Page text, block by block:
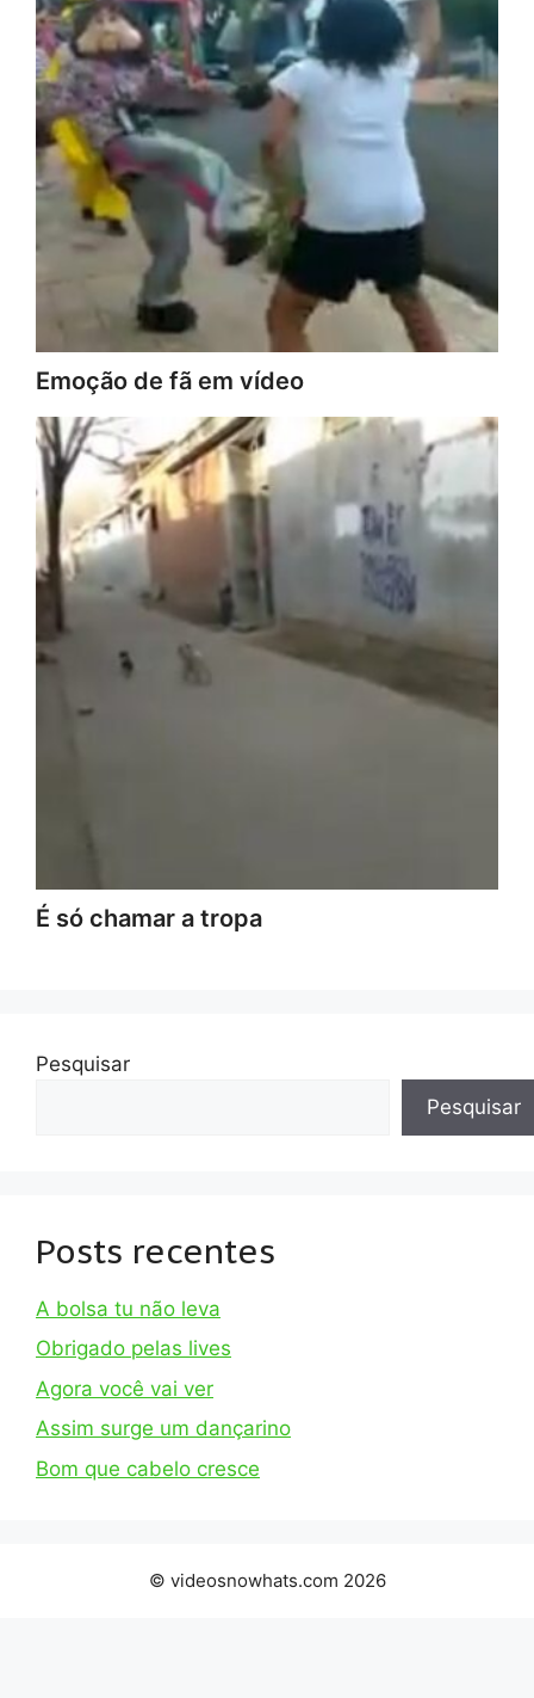
Emoção de fã em vídeo
É só chamar a tropa
Pesquisar
Pesquisar
Posts recentes
A bolsa tu não leva
Obrigado pelas lives
Agora você vai ver
Assim surge um dançarino
Bom que cabelo cresce
© videosnowhats.com 2026